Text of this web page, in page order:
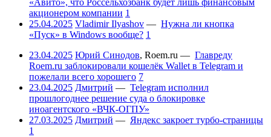
«Авито», что Россельхозбанк будет лишь финансовым
акционером компании 1
25.04.2025 Vladimir Ilyashov — Нужна ли кнопка
«Пуск» в Windows вообще? 1
23.04.2025 Юрий Синодов, Roem.ru — Главреду
Roem.ru заблокировали кошелёк Wallet в Telegram и
пожелали всего хорошего 7
23.04.2025 Дмитрий — Telegram исполнил
прошлогоднее решение суда о блокировке
иноагентского «ВЧК-ОГПУ»
27.03.2025 Дмитрий — Яндекс закроет турбо-страницы
1